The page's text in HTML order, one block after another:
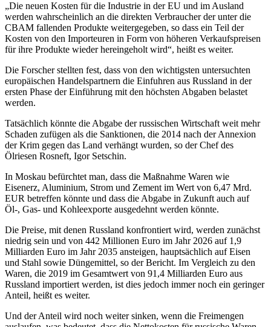
„Die neuen Kosten für die Industrie in der EU und im Ausland
werden wahrscheinlich an die direkten Verbraucher der unter die
CBAM fallenden Produkte weitergegeben, so dass ein Teil der
Kosten von den Importeuren in Form von höheren Verkaufspreisen
für ihre Produkte wieder hereingeholt wird“, heißt es weiter.
Die Forscher stellten fest, dass von den wichtigsten untersuchten
europäischen Handelspartnern die Einfuhren aus Russland in der
ersten Phase der Einführung mit den höchsten Abgaben belastet
werden.
Tatsächlich könnte die Abgabe der russischen Wirtschaft weit mehr
Schaden zufügen als die Sanktionen, die 2014 nach der Annexion
der Krim gegen das Land verhängt wurden, so der Chef des
Ölriesen Rosneft, Igor Setschin.
In Moskau befürchtet man, dass die Maßnahme Waren wie
Eisenerz, Aluminium, Strom und Zement im Wert von 6,47 Mrd.
EUR betreffen könnte und dass die Abgabe in Zukunft auch auf
Öl-, Gas- und Kohleexporte ausgedehnt werden könnte.
Die Preise, mit denen Russland konfrontiert wird, werden zunächst
niedrig sein und von 442 Millionen Euro im Jahr 2026 auf 1,9
Milliarden Euro im Jahr 2035 ansteigen, hauptsächlich auf Eisen
und Stahl sowie Düngemittel, so der Bericht. Im Vergleich zu den
Waren, die 2019 im Gesamtwert von 91,4 Milliarden Euro aus
Russland importiert werden, ist dies jedoch immer noch ein geringer
Anteil, heißt es weiter.
Und der Anteil wird noch weiter sinken, wenn die Freimengen